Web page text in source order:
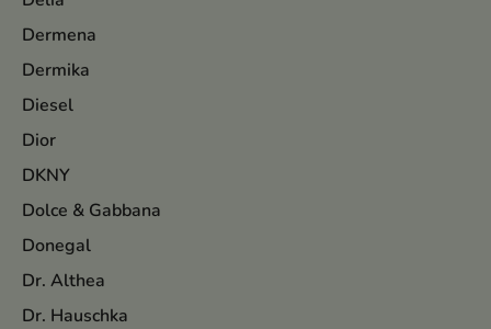
Dermena
Dermika
Diesel
Dior
DKNY
Dolce & Gabbana
Donegal
Dr. Althea
Dr. Hauschka